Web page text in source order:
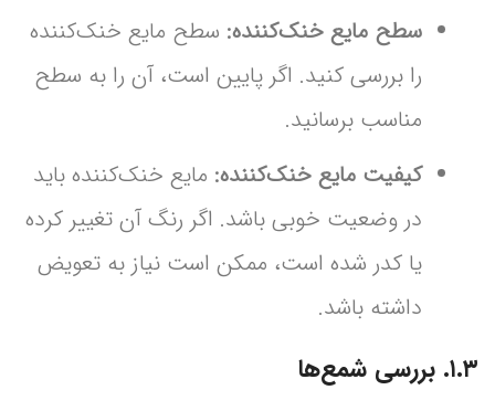
سطح مایع خنک‌کننده: سطح مایع خنک‌کننده
را بررسی کنید. اگر پایین است، آن را به سطح
مناسب برسانید.
کیفیت مایع خنک‌کننده: مایع خنک‌کننده باید
در وضعیت خوبی باشد. اگر رنگ آن تغییر کرده
یا کدر شده است، ممکن است نیاز به تعویض
داشته باشد.
۱.۳. بررسی شمع‌ها